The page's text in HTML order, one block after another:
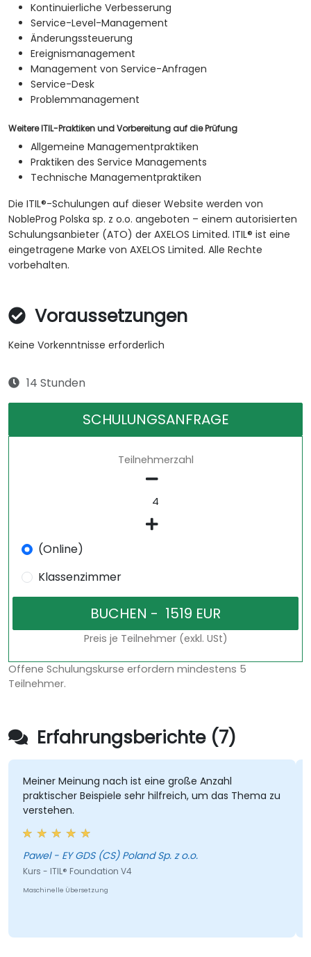
Kontinuierliche Verbesserung
Service-Level-Management
Änderungssteuerung
Ereignismanagement
Management von Service-Anfragen
Service-Desk
Problemmanagement
Weitere ITIL-Praktiken und Vorbereitung auf die Prüfung
Allgemeine Managementpraktiken
Praktiken des Service Managements
Technische Managementpraktiken
Die ITIL®-Schulungen auf dieser Website werden von
NobleProg Polska sp. z o.o. angeboten – einem autorisierten
Schulungsanbieter (ATO) der AXELOS Limited. ITIL® ist eine
eingetragene Marke von AXELOS Limited. Alle Rechte
vorbehalten.
Voraussetzungen
Keine Vorkenntnisse erforderlich
14 Stunden
SCHULUNGSANFRAGE
Teilnehmerzahl
(Online)
Klassenzimmer
Preis je Teilnehmer (exkl. USt)
Offene Schulungskurse erfordern mindestens 5
Teilnehmer.
Erfahrungsberichte (7)
Meiner Meinung nach ist eine große Anzahl
praktischer Beispiele sehr hilfreich, um das Thema zu
verstehen.
Pawel - EY GDS (CS) Poland Sp. z o.o.
Kurs - ITIL® Foundation V4
Maschinelle Übersetzung